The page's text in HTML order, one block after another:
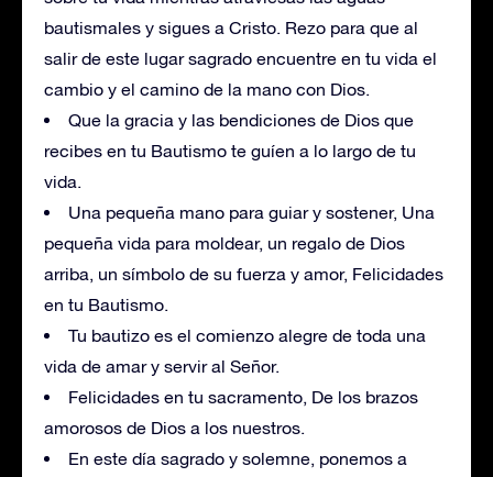
bautismales y sigues a Cristo. Rezo para que al
salir de este lugar sagrado encuentre en tu vida el
cambio y el camino de la mano con Dios.
Que la gracia y las bendiciones de Dios que
recibes en tu Bautismo te guíen a lo largo de tu
vida.
Una pequeña mano para guiar y sostener, Una
pequeña vida para moldear, un regalo de Dios
arriba, un símbolo de su fuerza y ​​amor, Felicidades
en tu Bautismo.
Tu bautizo es el comienzo alegre de toda una
vida de amar y servir al Señor.
Felicidades en tu sacramento, De los brazos
amorosos de Dios a los nuestros.
En este día sagrado y solemne, ponemos a